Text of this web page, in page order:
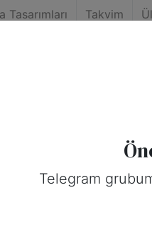
Tasarımları Takvim
Telegram